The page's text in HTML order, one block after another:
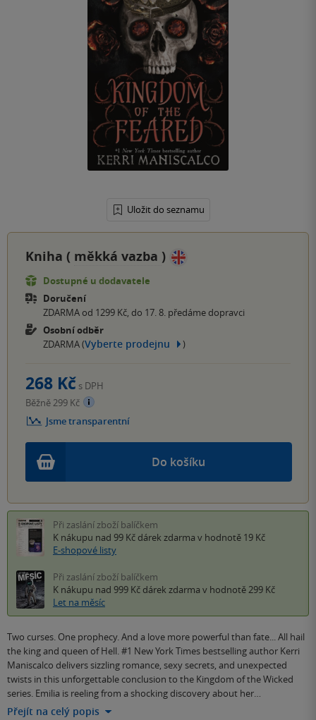
Uložit do seznamu
Kniha ( měkká vazba )
Dostupné u dodavatele
Doručení
ZDARMA od 1299 Kč, do 17. 8. předáme dopravci
Osobní odběr
ZDARMA (Vyberte prodejnu )
Do košíku
268 Kč s DPH
Běžně 299 Kč
Jsme transparentní
Při zaslání zboží balíčkem
K nákupu nad 99 Kč dárek zdarma v hodnotě 19 Kč
E-shopové listy
Při zaslání zboží balíčkem
K nákupu nad 999 Kč dárek zdarma v hodnotě 299 Kč
Let na měsíc
Two curses. One prophecy. And a love more powerful than fate... All hail
the king and queen of Hell. #1 New York Times bestselling author Kerri
Maniscalco delivers sizzling romance, sexy secrets, and unexpected
twists in this unforgettable conclusion to the Kingdom of the Wicked
series. Emilia is reeling from a shocking discovery about her…
Přejít na celý popis